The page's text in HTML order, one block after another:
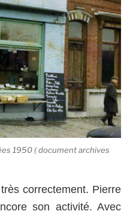
1950 ( document archives
correctement. Pierre
son activité. Avec